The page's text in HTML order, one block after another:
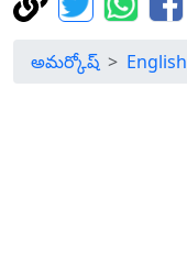
అమర్కోష్ English